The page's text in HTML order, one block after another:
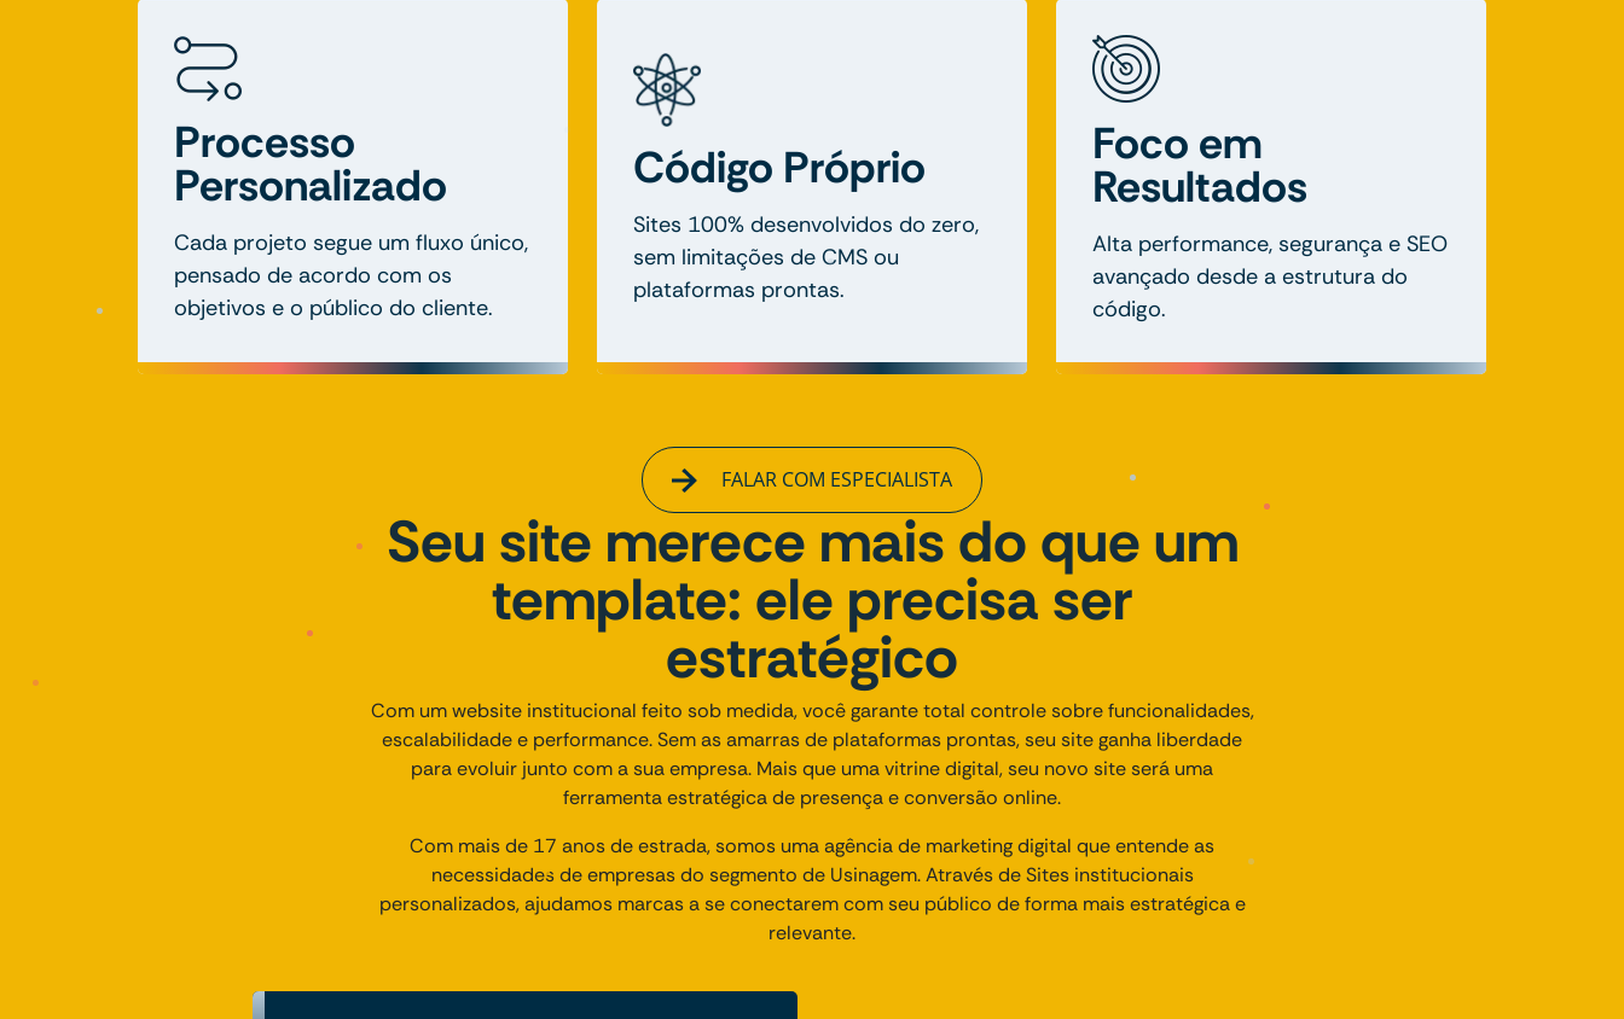
Processo
Personalizado
Cada projeto segue um fluxo único,
pensado de acordo com os
objetivos e o público do cliente.
Código Próprio
Sites 100% desenvolvidos do zero,
sem limitações de CMS ou
plataformas prontas.
Foco em
Resultados
Alta performance, segurança e SEO
avançado desde a estrutura do
código.
FALAR COM ESPECIALISTA
Seu site merece mais do que um
template: ele precisa ser
estratégico
Com um website institucional feito sob medida, você garante total controle sobre funcionalidades,
escalabilidade e performance. Sem as amarras de plataformas prontas, seu site ganha liberdade
para evoluir junto com a sua empresa. Mais que uma vitrine digital, seu novo site será uma
ferramenta estratégica de presença e conversão online.
Com mais de 17 anos de estrada, somos uma agência de marketing digital que entende as
necessidades de empresas do segmento de Usinagem. Através de Sites institucionais
personalizados, ajudamos marcas a se conectarem com seu público de forma mais estratégica e
relevante.